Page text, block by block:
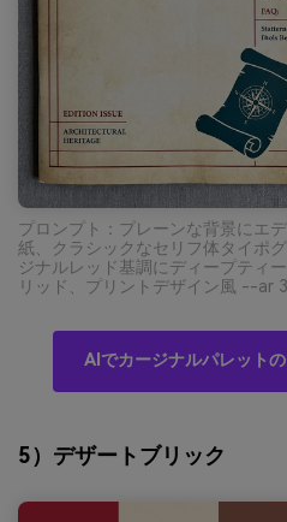
プロンプト：プレーンな背景にエ
紙、クラシックなセリフ体タイポ
ジナルレッド基調にディープティ
リッド、プリントデザイン風 --ar
AIでカージナルパレット
5）デザートブリック